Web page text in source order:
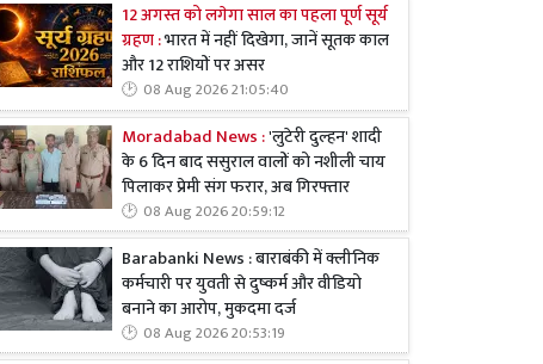
12 अगस्त को लगेगा साल का पहला पूर्ण सूर्य
ग्रहण :भारत में नहीं दिखेगा, जानें सूतक काल
और 12 राशियों पर असर
08 Aug 2026 21:05:40
Moradabad News :'लुटेरी दुल्हन' शादी
के 6 दिन बाद ससुराल वालों को नशीली चाय
पिलाकर प्रेमी संग फरार, अब गिरफ्तार
08 Aug 2026 20:59:12
Barabanki News : बाराबंकी में क्लीनिक
कर्मचारी पर युवती से दुष्कर्म और वीडियो
बनाने का आरोप, मुकदमा दर्ज
08 Aug 2026 20:53:19